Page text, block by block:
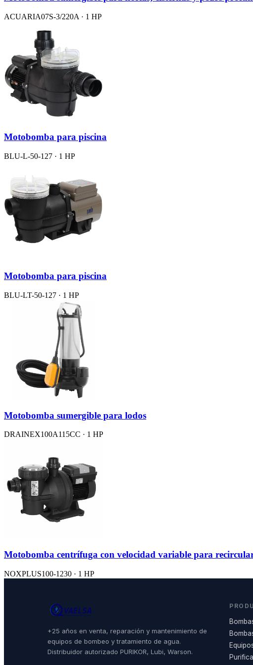
ACUARIA07S-3/220A · 1 HP
Motobomba para piscina
BLU-L-50-127 · 1 HP
Motobomba para piscina
BLU-LT-50-127 · 1 HP
Motobomba sumergible para lodos
DRAINEX100A115CC · 1 HP
Motobomba centrífuga con velocidad variable para
NOXPLUS100-1230 · 1 HP
+25 años en venta, reparación y mantenimiento de
equipos de bombeo y tratamiento de agua.
Distribuidor autorizado PURIKOR, Lubi, Warson.